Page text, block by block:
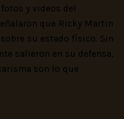
y videos del
que Ricky Martin
su estado físico. Sin
salieron en su defensa,
son lo que